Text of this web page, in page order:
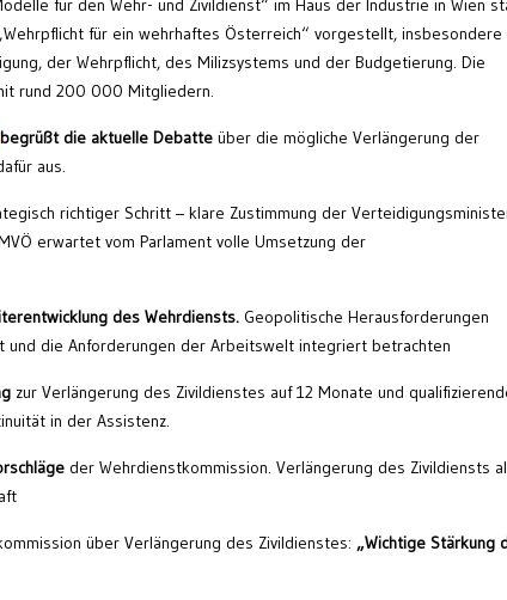
für den Wehr- und Zivildienst“ im Haus der Industrie in Wien
für ein wehrhaftes Österreich“ vorgestellt, insbesondere
der Wehrpflicht, des Milizsystems und der Budgetierung. Die
rund 200 000 Mitgliedern.
begrüßt die aktuelle Debatte über die mögliche Verlängerung der
aus.
richtiger Schritt – klare Zustimmung der
erwartet vom Parlament volle Umsetzung der
des Wehrdiensts. Geopolitische Herausforderungen
und die Anforderungen der Arbeitswelt integriert betrachten
zur Verlängerung des Zivildienstes auf 12 Monate und
in der Assistenz.
der Wehrdienstkommission. Verlängerung des Zivildiensts
über Verlängerung des Zivildienstes: „Wichtige Stärkung